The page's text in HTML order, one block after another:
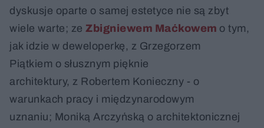
dyskusje oparte o samej estetyce nie są zbyt
wiele warte; ze Zbigniewem Maćkowem o tym,
jak idzie w deweloperkę, z Grzegorzem
Piątkiem o słusznym pięknie
architektury, z Robertem Konieczny - o
warunkach pracy i międzynarodowym
uznaniu; Moniką Arczyńską o architektonicznej